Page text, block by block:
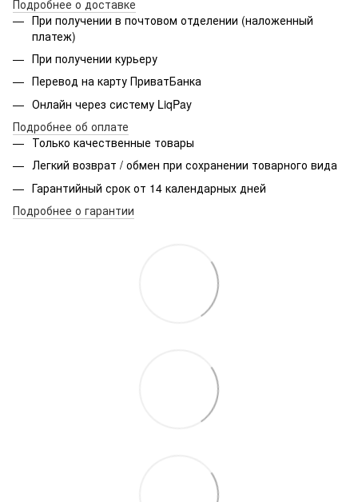
Подробнее о доставке
При получении в почтовом отделении (наложенный
платеж)
При получении курьеру
Перевод на карту ПриватБанка
Онлайн через систему LiqPay
Подробнее об оплате
Только качественные товары
Легкий возврат / обмен при сохранении товарного вида
Гарантийный срок от 14 календарных дней
Подробнее о гарантии